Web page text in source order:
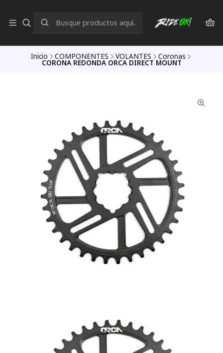
Inicio COMPONENTES VOLANTES Coronas
CORONA REDONDA ORCA DIRECT MOUNT